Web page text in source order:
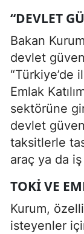
“DEVLET
Bakan
devlet
“Türkiye’de
Emlak
sektörüne
devlet
taksitlerle
araç ya da
TOKİ VE
Kurum,
isteyenler